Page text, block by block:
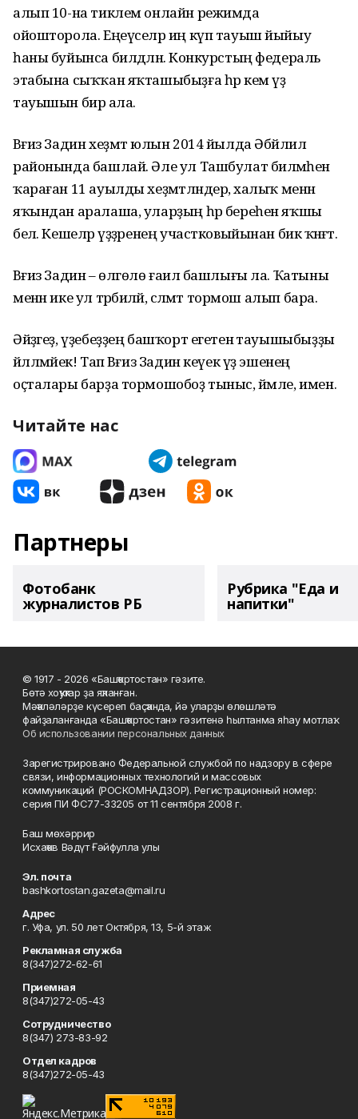
алып 10-на тиклем онлайн режимда
ойошторола. Еңеүселәр иң күп тауыш йыйыу
һаны буйынса билдәләнә. Конкурстың федераль
этабына сыҡҡан яҡташыбыҙға һәр кем үҙ
тауышын бирә ала.
Вәғиз Задин хеҙмәт юлын 2014 йылда Әбйәлил
районында башлай. Әле ул Ташбулат биләмәһенә
ҡараған 11 ауылды хеҙмәтләндерә, халыҡ менән
яҡындан аралаша, уларҙың һәр береһен яҡшы
белә. Кешеләр үҙҙәренең участковыйынан бик ҡәнәғәт.
Вәғиз Задин – өлгөлө ғаилә башлығы ла. Ҡатыны
менән ике ул тәрбиәләй, сәләмәт тормош алып бара.
Әйҙәгеҙ, үҙебеҙҙең башҡорт егетенә тауышыбыҙҙы
йәлләмәйек! Тап Вәғиз Задин кеүек үҙ эшенең
оҫталары барҙа тормошобоҙ тыныс, йәмле, имен.
Читайте нас
Партнеры
Фотобанк
журналистов РБ
Рубрика "Еда и
напитки"
© 1917 - 2026 «Башҡортостан» гәзите.
Бөтә хоҡуҡтар ҙа яҡланған.
Мәҡәләләрҙе күсереп баҫҡанда, йә уларҙы өлөшләтә
файҙаланғанда «Башҡортостан» гәзитенә һылтанма яһау мотлаҡ.
Об использовании персональных данных
Зарегистрировано Федеральной службой по надзору в сфере
связи, информационных технологий и массовых
коммуникаций (РОСКОМНАДЗОР). Регистрационный номер:
серия ПИ ФС77-33205 от 11 сентября 2008 г.
Баш мөхәррир
Исхаҡов Вәдүт Ғәйфулла улы
Эл. почта
bashkortostan.gazeta@mail.ru
Адрес
г. Уфа, ул. 50 лет Октября, 13, 5-й этаж
Рекламная служба
8(347)272-62-61
Приемная
8(347)272-05-43
Сотрудничество
8(347) 273-83-92
Отдел кадров
8(347)272-05-43